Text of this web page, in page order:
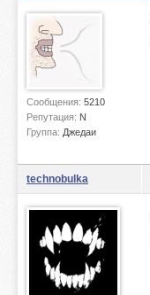
Сообщения: 5210
Репутация: N
Группа: Джедаи
technobulka